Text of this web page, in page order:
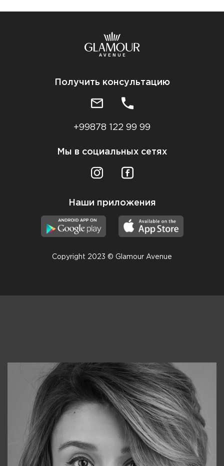
Получить консультацию
+99878 122 99 99
Мы в социальных сетях
Наши приложения
Copyright 2023 © Glamour Avenue